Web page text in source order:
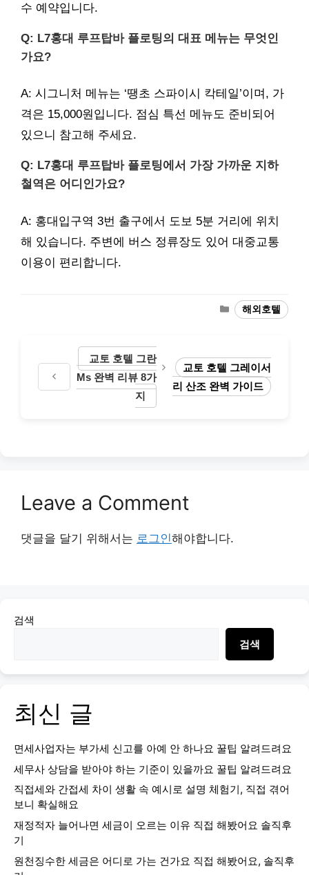
수 예약입니다.
Q: L7홍대 루프탑바 플로팅의 대표 메뉴는 무엇인
가요?
A: 시그니처 메뉴는 ‘땡초 스파이시 칵테일’이며, 가
격은 15,000원입니다. 점심 특선 메뉴도 준비되어
있으니 참고해 주세요.
Q: L7홍대 루프탑바 플로팅에서 가장 가까운 지하
철역은 어디인가요?
A: 홍대입구역 3번 출구에서 도보 5분 거리에 위치
해 있습니다. 주변에 버스 정류장도 있어 대중교통
이용이 편리합니다.
Categories
해외호텔
교토 호텔 그란
Ms 완벽 리뷰 8가
지
교토 호텔 그레이서
리 산조 완벽 가이드
Leave a Comment
댓글을 달기 위해서는 로그인해야합니다.
검색
검색
최신 글
면세사업자는 부가세 신고를 아예 안 하나요 꿀팁 알려드려요
세무사 상담을 받아야 하는 기준이 있을까요 꿀팁 알려드려요
직접세와 간접세 차이 생활 속 예시로 설명 체험기, 직접 겪어
보니 확실해요
재정적자 늘어나면 세금이 오르는 이유 직접 해봤어요 솔직후
기
원천징수한 세금은 어디로 가는 건가요 직접 해봤어요, 솔직후